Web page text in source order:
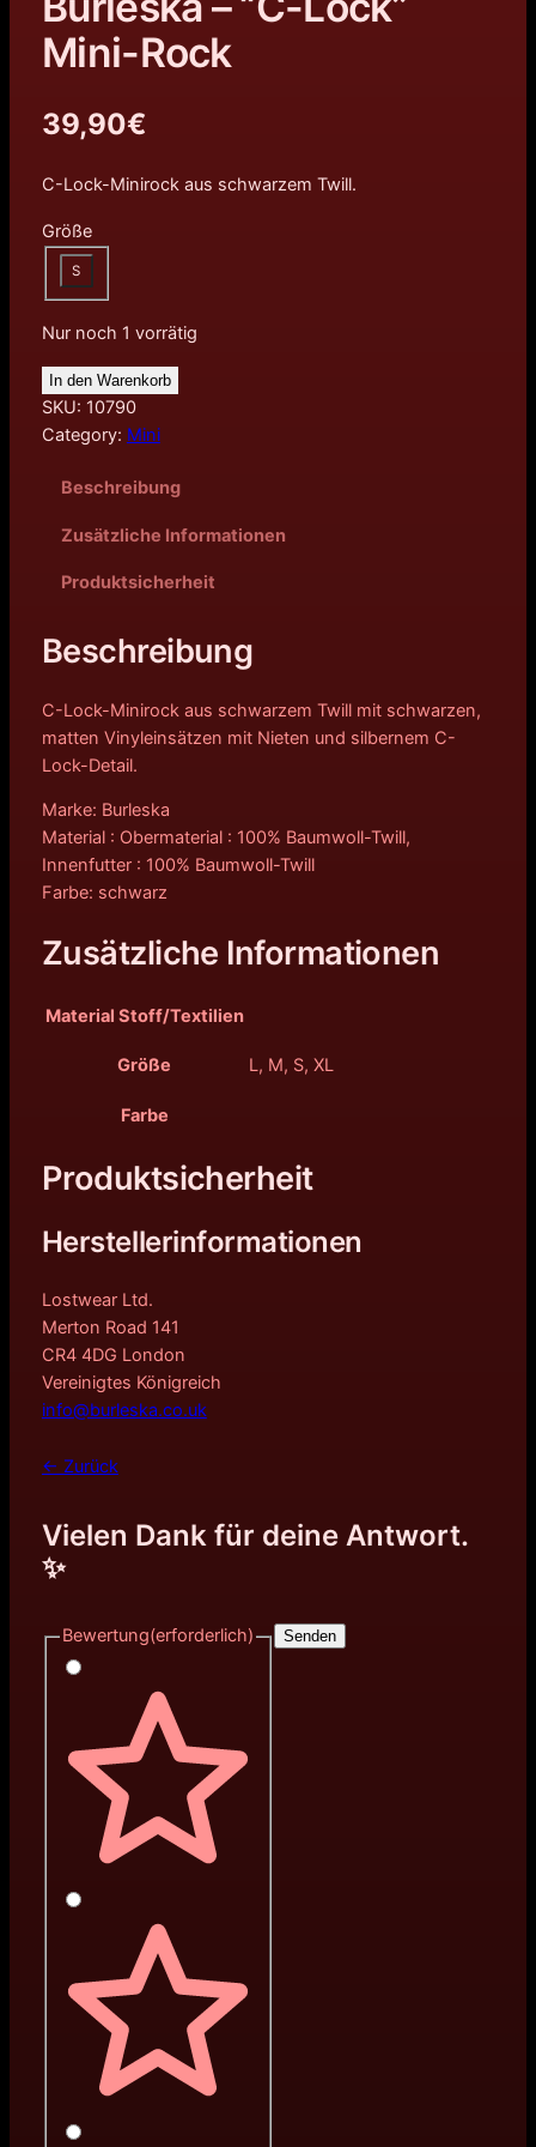
Mini-Rock
39,90€
C-Lock-Minirock aus schwarzem Twill.
Größe
S
Nur noch 1 vorrätig
In den Warenkorb
SKU: 10790
Category: Mini
Beschreibung
Zusätzliche Informationen
Produktsicherheit
Beschreibung
C-Lock-Minirock aus schwarzem Twill mit schwarzen,
matten Vinyleinsätzen mit Nieten und silbernem C-
Lock-Detail.
Marke: Burleska
Material : Obermaterial : 100% Baumwoll-Twill,
Innenfutter : 100% Baumwoll-Twill
Farbe: schwarz
Zusätzliche Informationen
Material Stoff/Textilien
Größe L, M, S, XL
Farbe
Produktsicherheit
Herstellerinformationen
Lostwear Ltd.
Merton Road 141
CR4 4DG London
Vereinigtes Königreich
info@burleska.co.uk
← Zurück
Vielen Dank für deine Antwort.
✨
Bewertung(erforderlich) Senden